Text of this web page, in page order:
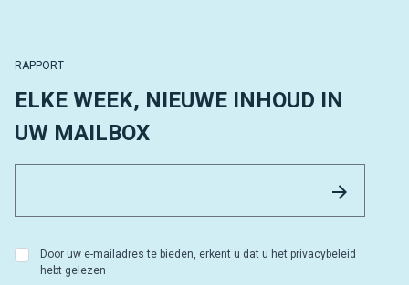
RAPPORT
ELKE WEEK, NIEUWE INHOUD IN
UW MAILBOX
Door uw e-mailadres te bieden, erkent u dat u het privacybeleid
hebt gelezen